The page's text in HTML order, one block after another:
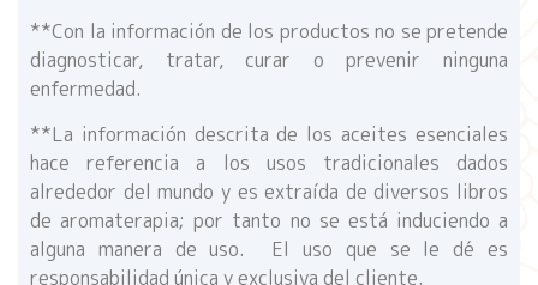
**Con la información de los productos no se pretende
diagnosticar, tratar, curar o prevenir ninguna
enfermedad.
**La información descrita de los aceites esenciales
hace referencia a los usos tradicionales dados
alrededor del mundo y es extraída de diversos libros
de aromaterapia; por tanto no se está induciendo a
alguna manera de uso. El uso que se le dé es
responsabilidad única y exclusiva del cliente.